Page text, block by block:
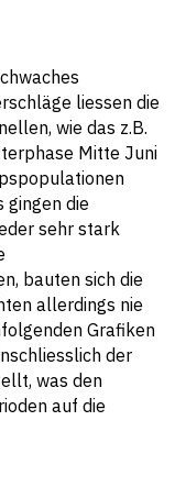
liessen die
wie das z.B.
Mitte Juni
gingen die
sehr stark
bauten sich die
allerdings nie
Grafiken
der
was den
auf die